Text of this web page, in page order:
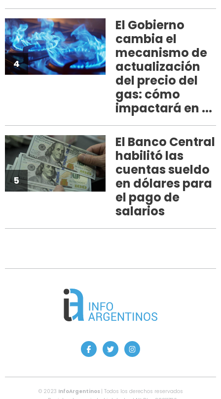
4
El Gobierno
cambia el
mecanismo de
actualización
del precio del
gas: cómo
impactará en ...
5
El Banco Central
habilitó las
cuentas sueldo
en dólares para
el pago de
salarios
© 2023 InfoArgentinos | Todos los derechos reservados